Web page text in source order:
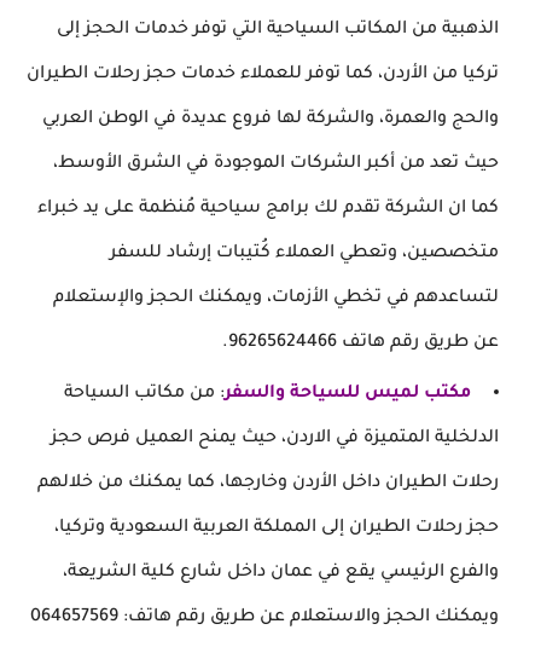
الذهبية من المكاتب السياحية التي توفر خدمات الحجز إلى
تركيا من الأردن، كما توفر للعملاء خدمات حجز رحلات الطيران
والحج والعمرة، والشركة لها فروع عديدة في الوطن العربي
حيث تعد من أكبر الشركات الموجودة في الشرق الأوسط،
كما ان الشركة تقدم لك برامج سياحية مُنظمة على يد خبراء
متخصصين، وتعطي العملاء كُتيبات إرشاد للسفر
لتساعدهم في تخطي الأزمات، ويمكنك الحجز والإستعلام
عن طريق رقم هاتف 96265624466.
مكتب لميس للسياحة والسفر: من مكاتب السياحة
الدلخلية المتميزة في الاردن، حيث يمنح العميل فرص حجز
رحلات الطيران داخل الأردن وخارجها، كما يمكنك من خلالهم
حجز رحلات الطيران إلى المملكة العربية السعودية وتركيا،
والفرع الرئيسي يقع في عمان داخل شارع كلية الشريعة،
ويمكنك الحجز والاستعلام عن طريق رقم هاتف: 064657569